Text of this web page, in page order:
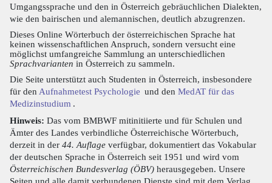
Umgangssprache und den in Österreich gebräuchlichen Dialekten,
wie den bairischen und alemannischen, deutlich abzugrenzen.
Dieses Online Wörterbuch der österreichischen Sprache hat
keinen wissenschaftlichen Anspruch, sondern versucht eine
möglichst umfangreiche Sammlung an unterschiedlichen
Sprachvarianten in Österreich zu sammeln.
Die Seite unterstützt auch Studenten in Österreich, insbesondere
für den Aufnahmetest Psychologie und den MedAT für das
Medizinstudium .
Hinweis: Das vom BMBWF mitinitiierte und für Schulen und
Ämter des Landes verbindliche Österreichische Wörterbuch,
derzeit in der 44. Auflage verfügbar, dokumentiert das Vokabular
der deutschen Sprache in Österreich seit 1951 und wird vom
Österreichischen Bundesverlag (ÖBV) herausgegeben. Unsere
Seiten und alle damit verbundenen Dienste sind mit dem Verlag